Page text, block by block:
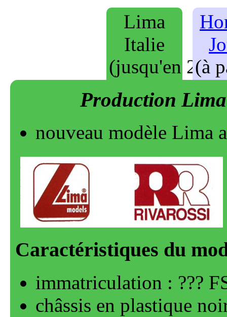
nouveau modèle Lima
immatriculation : ???
châssis en plastique